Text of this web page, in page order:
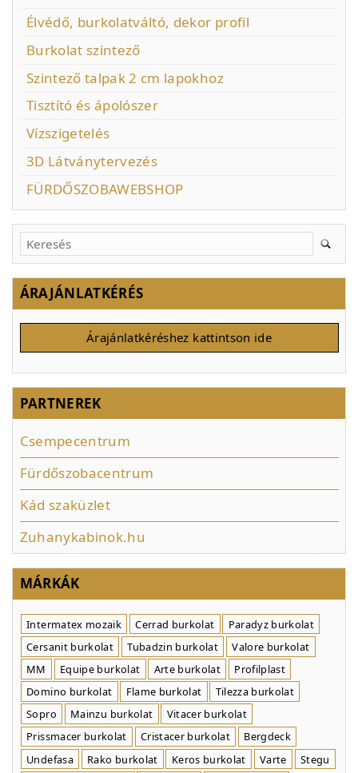
Élvédő, burkolatváltó, dekor profil
Burkolat szintező
Szintező talpak 2 cm lapokhoz
Tisztító és ápolószer
Vízszigetelés
3D Látványtervezés
FÜRDŐSZOBAWEBSHOP
ÁRAJÁNLATKÉRÉS
Árajánlatkéréshez kattintson ide
PARTNEREK
Csempecentrum
Fürdőszobacentrum
Kád szaküzlet
Zuhanykabinok.hu
MÁRKÁK
Intermatex mozaik Cerrad burkolat
Paradyz burkolat
Cersanit burkolat
Tubadzin burkolat
Valore burkolat
MM
Equipe burkolat Arte burkolat
Profilplast
Domino burkolat
Flame burkolat
Tilezza burkolat
Sopro
Mainzu burkolat
Vitacer burkolat
Prissmacer burkolat
Cristacer burkolat
Bergdeck
Undefasa
Rako burkolat Keros burkolat Varte
Stegu